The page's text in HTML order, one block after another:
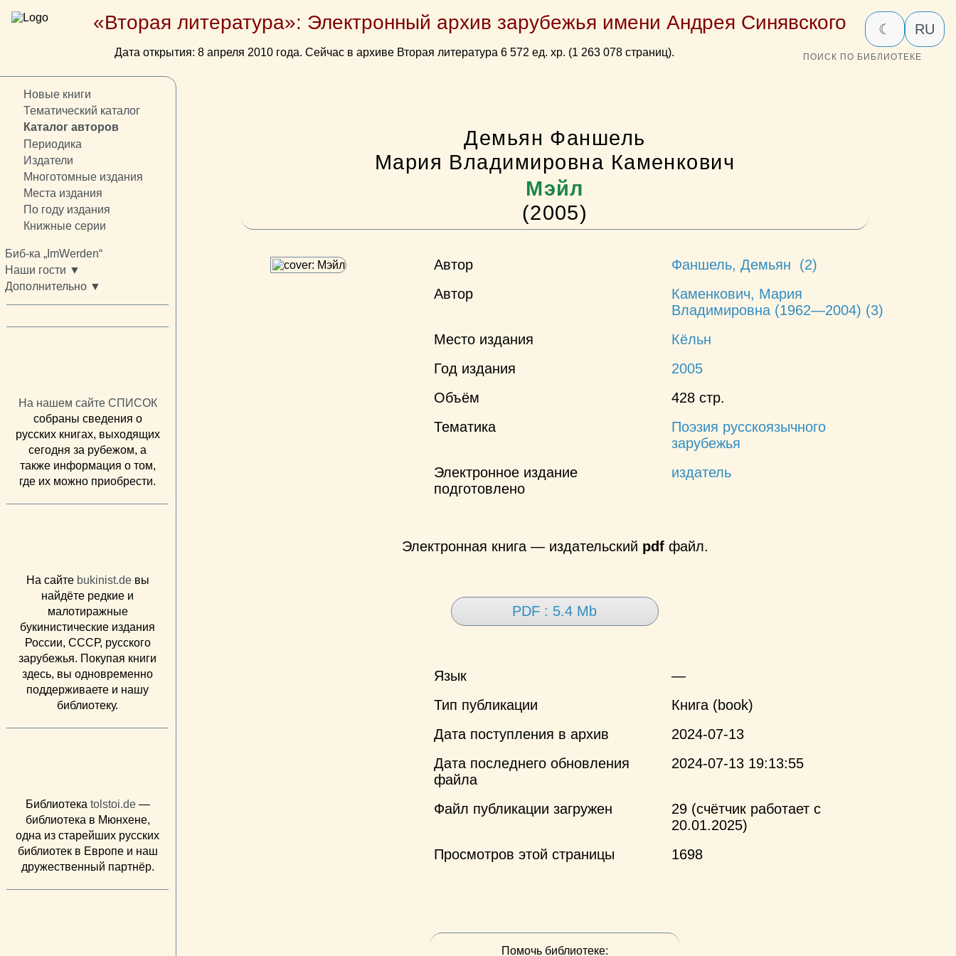
«Вторая литература»: Электронный архив зарубежья имени Андрея Синявского
Дата открытия: 8 апреля 2010 года. Сейчас в архиве Вторая литература 6 572 ед. хр. (1 263 078 страниц).
☾ RU
ПОИСК ПО БИБЛИОТЕКЕ
Новые книги
Тематический каталог
Каталог авторов
Периодика
Издатели
Многотомные издания
Места издания
По году издания
Книжные серии
Биб-ка „ImWerden“
Наши гости ▼
Дополнительно ▼
На нашем сайте СПИСОК
собраны сведения о
русских книгах, выходящих
сегодня за рубежом, а
также информация о том,
где их можно приобрести.
На сайте bukinist.deвы
найдёте редкие и
малотиражные
букинистические издания
России, СССР, русского
зарубежья. Покупая книги
здесь, вы одновременно
поддерживаете и нашу
библиотеку.
Библиотека tolstoi.de—
библиотека в Мюнхене,
одна из старейших русских
библиотек в Европе и наш
дружественный партнёр.
Демьян Фаншель
Мария Владимировна Каменкович
Мэйл
(2005)
Автор
Фаншель, Демьян (2)
Автор
Каменкович, Мария
Владимировна (1962—2004) (3)
Место издания
Кёльн
Год издания
2005
Объём
428 стр.
Тематика
Поэзия русскоязычного
зарубежья
Электронное издание
подготовлено
издатель
Электронная книга — издательский pdfфайл.
PDF : 5.4 Mb
Язык
—
Тип публикации
Книга (book)
Дата поступления в архив
2024-07-13
Дата последнего обновления
файла
2024-07-13 19:13:55
Файл публикации загружен
29 (счётчик работает с
20.01.2025)
Просмотров этой страницы
1698
Помочь библиотеке: